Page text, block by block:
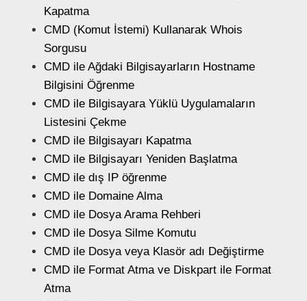
Kapatma
CMD (Komut İstemi) Kullanarak Whois
Sorgusu
CMD ile Ağdaki Bilgisayarların Hostname
Bilgisini Öğrenme
CMD ile Bilgisayara Yüklü Uygulamaların
Listesini Çekme
CMD ile Bilgisayarı Kapatma
CMD ile Bilgisayarı Yeniden Başlatma
CMD ile dış IP öğrenme
CMD ile Domaine Alma
CMD ile Dosya Arama Rehberi
CMD ile Dosya Silme Komutu
CMD ile Dosya veya Klasör adı Değiştirme
CMD ile Format Atma ve Diskpart ile Format
Atma